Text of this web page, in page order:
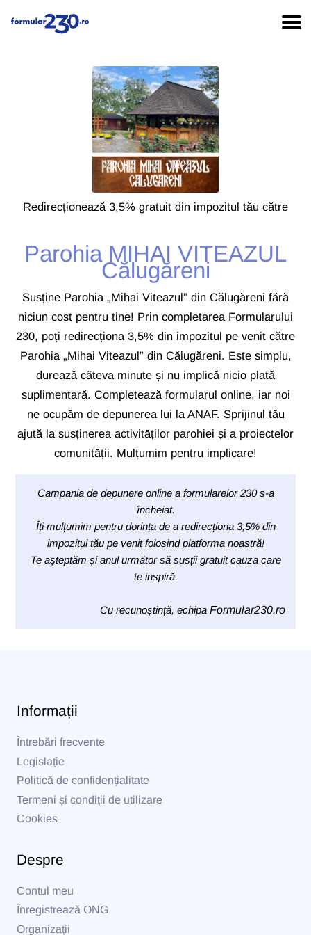
Redirecționează 3,5% gratuit din impozitul tău către
Parohia MIHAI VITEAZUL
Călugăreni
Susține Parohia „Mihai Viteazul” din Călugăreni fără
niciun cost pentru tine! Prin completarea Formularului
230, poți redirecționa 3,5% din impozitul pe venit către
Parohia „Mihai Viteazul” din Călugăreni. Este simplu,
durează câteva minute și nu implică nicio plată
suplimentară. Completează formularul online, iar noi
ne ocupăm de depunerea lui la ANAF. Sprijinul tău
ajută la susținerea activităților parohiei și a proiectelor
comunității. Mulțumim pentru implicare!
Campania de depunere online a formularelor 230 s-a
încheiat.
Îți mulțumim pentru dorința de a redirecționa 3,5% din
impozitul tău pe venit folosind platforma noastră!
Te așteptăm și anul următor să susții gratuit cauza care
te inspiră.
Cu recunoștință, echipa Formular230.ro
Informații
Întrebări frecvente
Legislație
Politică de confidențialitate
Termeni și condiții de utilizare
Cookies
Despre
Contul meu
Înregistrează ONG
Organizații